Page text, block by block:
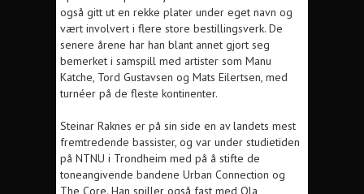
også gitt ut en rekke plater under eget navn og
vært involvert i flere store bestillingsverk. De
senere årene har han blant annet gjort seg
bemerket i samspill med artister som Manu
Katche, Tord Gustavsen og Mats Eilertsen, med
turnéer på de fleste kontinenter.
Steinar Raknes er på sin side en av landets mest
fremtredende bassister, og var under studietiden
på NTNU i Trondheim med på å stifte de
toneangivende bandene Urban Connection og
The Core. Han spiller også fast med Ola